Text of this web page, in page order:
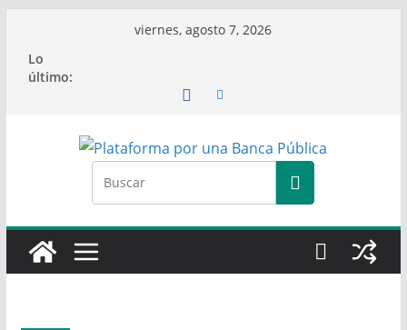
contenido
viernes, agosto 7, 2026
Lo
último: